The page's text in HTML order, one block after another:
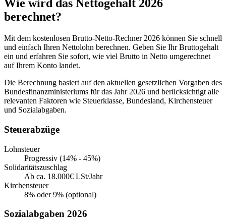
Wie wird das Nettogehalt 2026
berechnet?
Mit dem kostenlosen Brutto-Netto-Rechner 2026 können Sie schnell
und einfach Ihren Nettolohn berechnen. Geben Sie Ihr Bruttogehalt
ein und erfahren Sie sofort, wie viel Brutto in Netto umgerechnet
auf Ihrem Konto landet.
Die Berechnung basiert auf den aktuellen gesetzlichen Vorgaben des
Bundesfinanzministeriums für das Jahr 2026 und berücksichtigt alle
relevanten Faktoren wie Steuerklasse, Bundesland, Kirchensteuer
und Sozialabgaben.
Steuerabzüge
Lohnsteuer
Progressiv (14% - 45%)
Solidaritätszuschlag
Ab ca. 18.000€ LSt/Jahr
Kirchensteuer
8% oder 9% (optional)
Sozialabgaben 2026